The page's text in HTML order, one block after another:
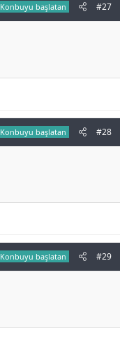
Konbuyu başlatan #27
Konbuyu başlatan #28
Konbuyu başlatan #29